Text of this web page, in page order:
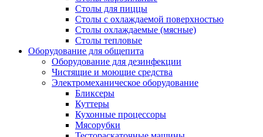
Столы для пиццы
Столы с охлаждаемой поверхностью
Столы охлаждаемые (мясные)
Столы тепловые
Оборудование для общепита
Оборудование для дезинфекции
Чистящие и моющие средства
Электромеханическое оборудование
Бликсеры
Куттеры
Кухонные процессоры
Мясорубки